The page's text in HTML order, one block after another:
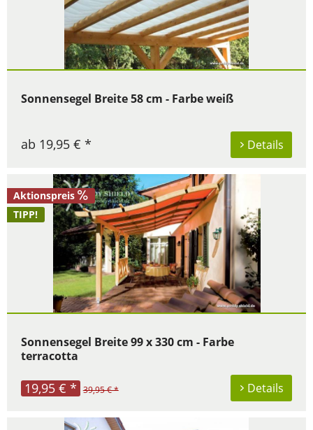
Sonnensegel Breite 58 cm - Farbe weiß
Details
ab 19,95 € *
Aktionspreis
TIPP!
Sonnensegel Breite 99 x 330 cm - Farbe
terracotta
Details
19,95 € * 39,95 € *